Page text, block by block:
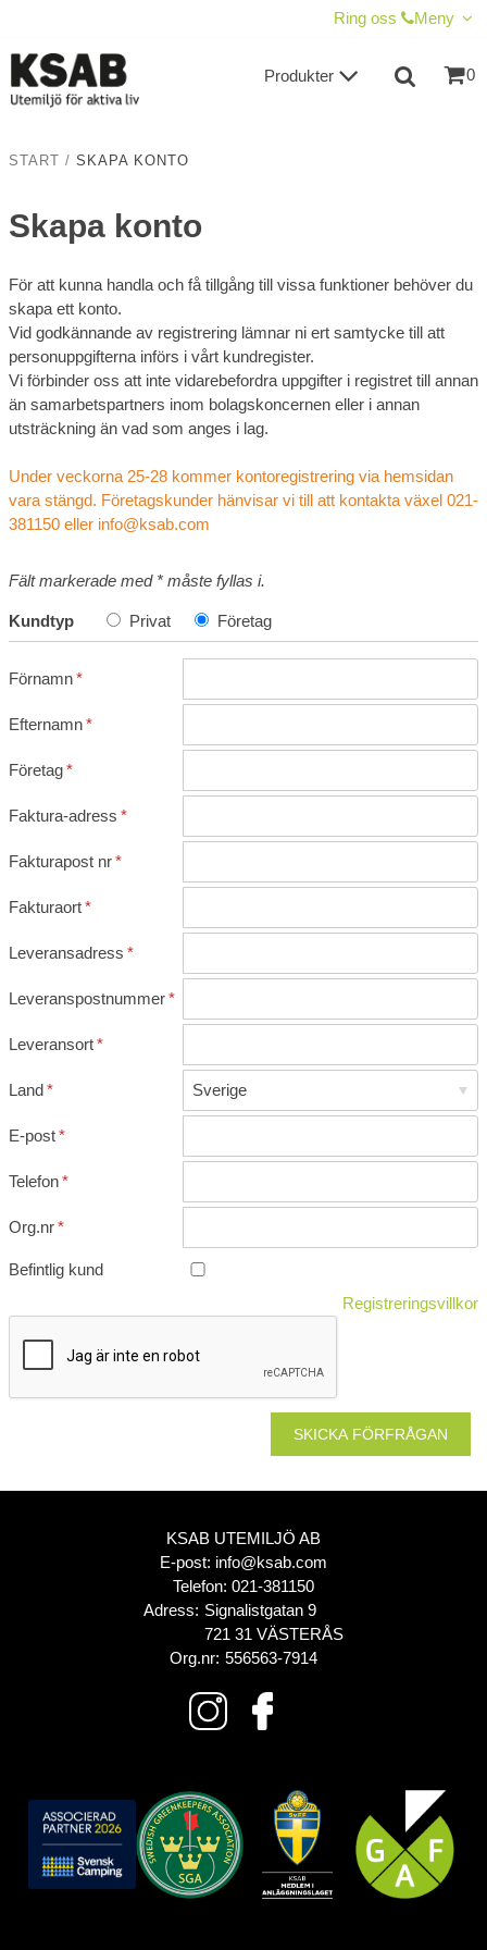
Ring oss Meny
0
Produkter
START / SKAPA KONTO
Skapa konto
För att kunna handla och få tillgång till vissa funktioner behöver du
skapa ett konto.
Vid godkännande av registrering lämnar ni ert samtycke till att
personuppgifterna införs i vårt kundregister.
Vi förbinder oss att inte vidarebefordra uppgifter i registret till annan
än samarbetspartners inom bolagskoncernen eller i annan
utsträckning än vad som anges i lag.
Under veckorna 25-28 kommer kontoregistrering via hemsidan
vara stängd. Företagskunder hänvisar vi till att kontakta växel 021-
381150 eller info@ksab.com
Fält markerade med * måste fyllas i.
Kundtyp Privat Företag
Förnamn*
Efternamn*
Företag*
Faktura-adress *
Fakturapost nr*
Fakturaort*
Leveransadress *
Leveranspostnummer*
Leveransort*
Land*
E-post*
Telefon*
Org.nr*
Befintlig kund
Registreringsvillkor
KSAB UTEMILJÖ AB
E-post: info@ksab.com
Telefon: 021-381150
Adress: Signalistgatan 9
721 31 VÄSTERÅS
Org.nr: 556563-7914
TILL KASSAN